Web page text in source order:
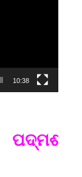
10:38
ପଦ୍ମଶ୍ରୀ